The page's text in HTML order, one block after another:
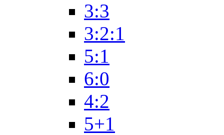
3:3
3:2:1
5:1
6:0
4:2
5+1